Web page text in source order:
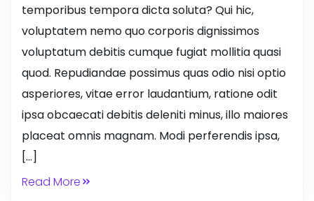
temporibus tempora dicta soluta? Qui hic,
voluptatem nemo quo corporis dignissimos
voluptatum debitis cumque fugiat mollitia quasi
quod. Repudiandae possimus quas odio nisi optio
asperiores, vitae error laudantium, ratione odit
ipsa obcaecati debitis deleniti minus, illo maiores
placeat omnis magnam. Modi perferendis ipsa,
[…]
Read More